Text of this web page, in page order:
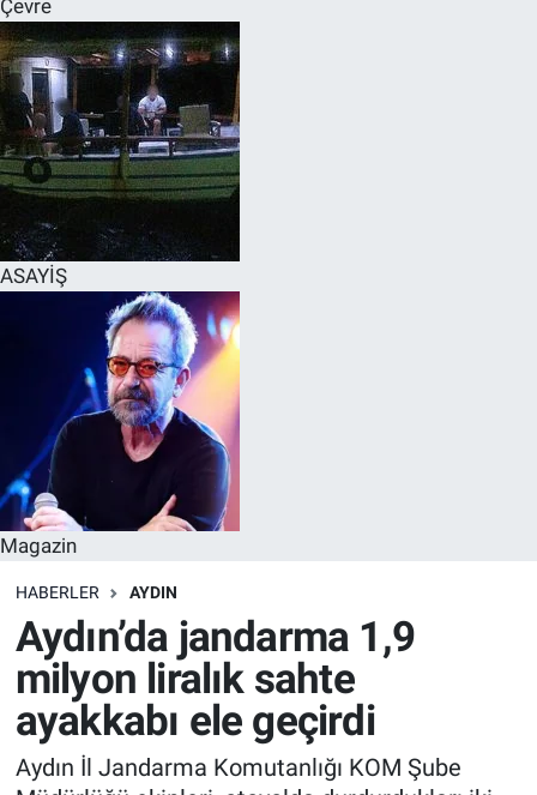
Çevre
ASAYİŞ
Magazin
HABERLER AYDIN
Aydın’da jandarma 1,9
milyon liralık sahte
ayakkabı ele geçirdi
Aydın İl Jandarma Komutanlığı KOM Şube